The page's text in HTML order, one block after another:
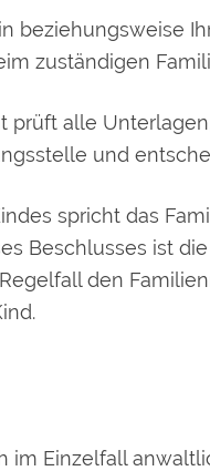
beziehungsweise
zuständigen
prüft alle
und
spricht das
Beschlusses ist
den
im Einzelfall